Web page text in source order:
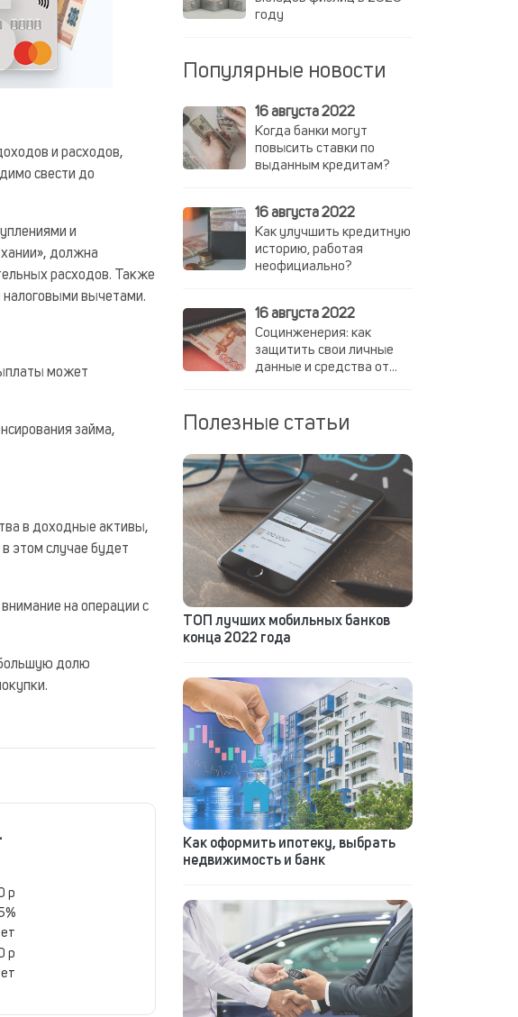
и расходов,
свести до
и
должна
расходов. Также
вычетами.
может
займа,
в доходные активы,
этом случае будет
на операции с
долю
р
р
году
Популярные новости
16 августа 2022
Когда банки могут
повысить ставки по
выданным кредитам?
16 августа 2022
Как улучшить кредитную
историю, работая
неофициально?
16 августа 2022
Социнженерия: как
защитить свои личные
данные и средства от
Полезные статьи
ТОП лучших мобильных банков
конца 2022 года
Как оформить ипотеку, выбрать
недвижимость и банк